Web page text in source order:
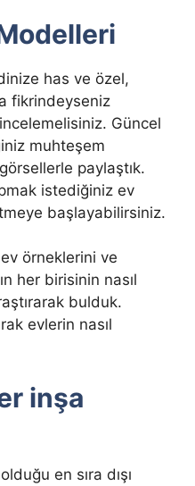
has ve özel,
fikrindeyseniz
Güncel
muhteşem
paylaştık.
istediğiniz ev
başlayabilirsiniz.
ev örneklerini ve
her birisinin nasıl
bulduk.
evlerin nasıl
inşa
en sıra dışı